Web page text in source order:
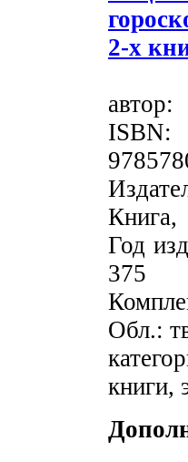
2-х
автор:
ISBN:
Книга,
Год
375
Обл.:
книги,